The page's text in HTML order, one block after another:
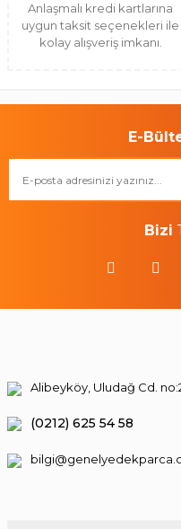
Anlaşmalı kredi kartlarına
uygun taksit seçenekleri ile
kolay alışveriş imkanı.
E-
Bizi
Alibeyköy, Uludağ Cd.
(0212) 625 54 58